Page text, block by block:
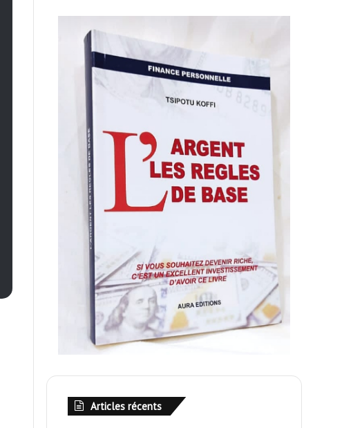
Articles récents